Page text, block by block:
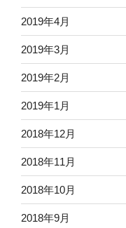
2019年4月
2019年3月
2019年2月
2019年1月
2018年12月
2018年11月
2018年10月
2018年9月